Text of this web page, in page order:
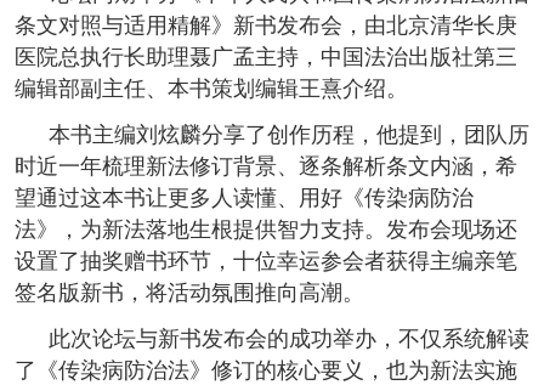
条文对照与适用精解》新书发布会，由北京清华长庚
医院总执行长助理聂广孟主持，中国法治出版社第三
编辑部副主任、本书策划编辑王熹介绍。
本书主编刘炫麟分享了创作历程，他提到，团队历
时近一年梳理新法修订背景、逐条解析条文内涵，希
望通过这本书让更多人读懂、用好《传染病防治
法》，为新法落地生根提供智力支持。发布会现场还
设置了抽奖赠书环节，十位幸运参会者获得主编亲笔
签名版新书，将活动氛围推向高潮。
此次论坛与新书发布会的成功举办，不仅系统解读
了《传染病防治法》修订的核心要义，也为新法实施